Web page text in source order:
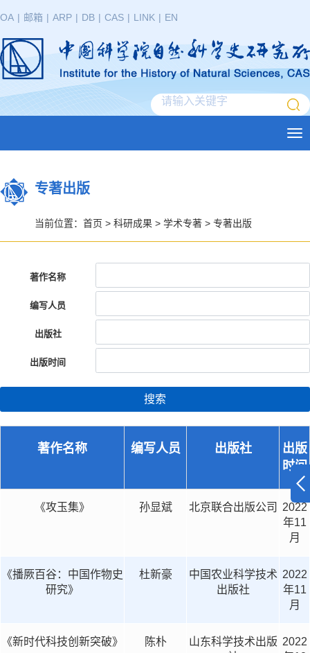
OA | 邮箱 | ARP | DB | CAS | LINK | EN
专著出版
当前位置： 首页 > 科研成果 > 学术专著 > 专著出版
著作名称
编写人员
出版社
出版时间
搜索
著作名称 编写人员 出版社
出版
时间
《攻玉集》 孙显斌 北京联合出版公司
2022
年11
月
《播厥百谷：中国作物史
研究》
杜新豪
中国农业科学技术
出版社
2022
年11
月
《新时代科技创新突破》 陈朴
山东科学技术出版 2022